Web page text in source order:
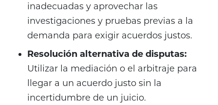
inadecuadas y aprovechar las
investigaciones y pruebas previas a la
demanda para exigir acuerdos justos.
Resolución alternativa de disputas:
Utilizar la mediación o el arbitraje para
llegar a un acuerdo justo sin la
incertidumbre de un juicio.